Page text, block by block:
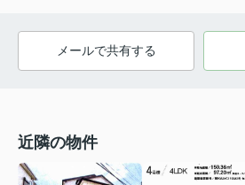
メールで共有する
近隣の物件